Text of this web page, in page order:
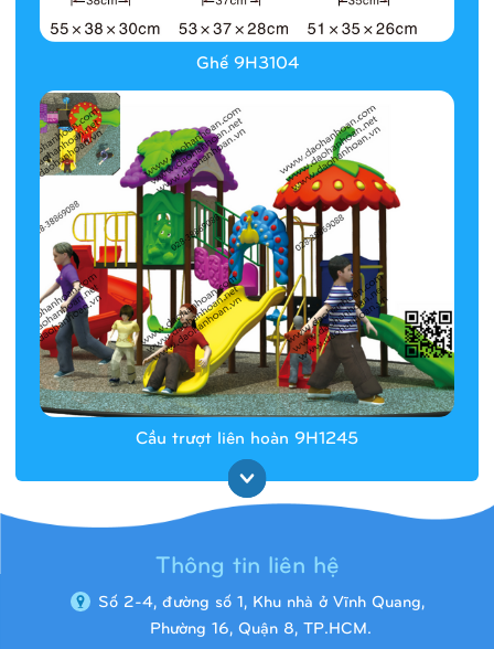
Ghế 9H3104
Cầu trượt liên hoàn 9H1245
Thông tin liên hệ
Số 2-4, đường số 1, Khu nhà ở Vĩnh Quang,
Phường 16, Quận 8, TP.HCM.